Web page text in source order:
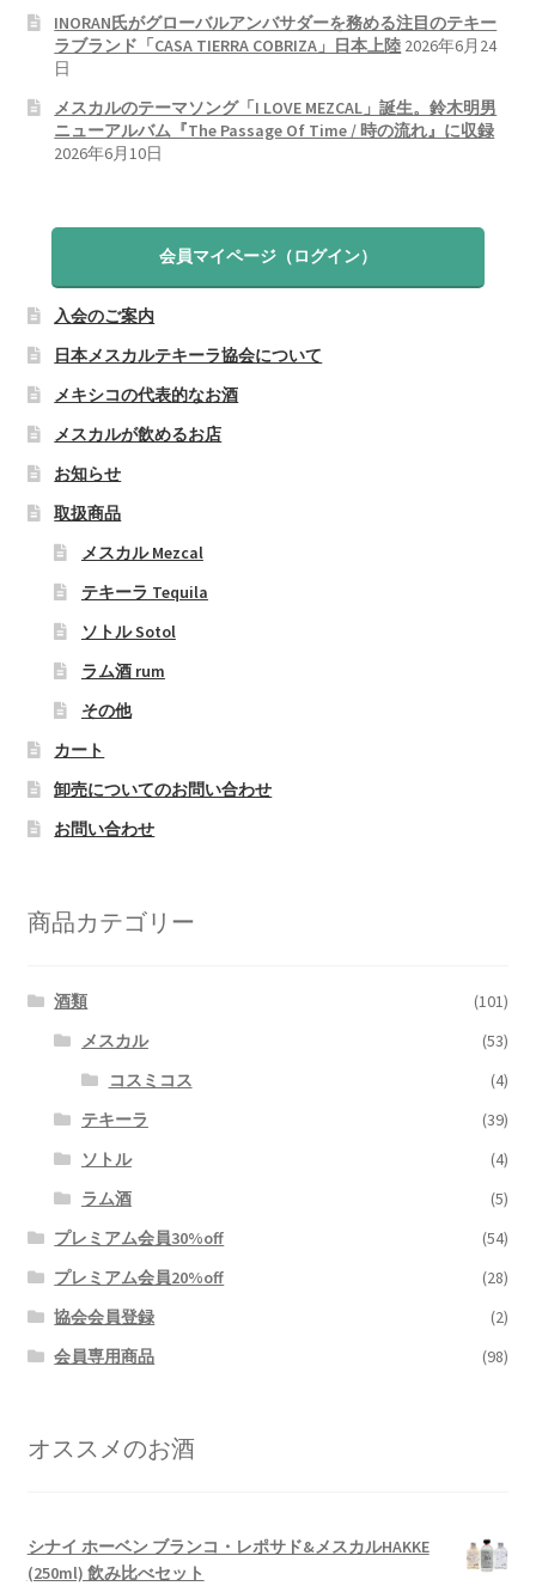
INORAN氏がグローバルアンバサダーを務める注目のテキー
ラブランド「CASA TIERRA COBRIZA」日本上陸 2026年6月24
日
メスカルのテーマソング「I LOVE MEZCAL」誕生。鈴木明男
ニューアルバム『The Passage Of Time / 時の流れ』に収録
2026年6月10日
会員マイページ（ログイン）
入会のご案内
日本メスカルテキーラ協会について
メキシコの代表的なお酒
メスカルが飲めるお店
お知らせ
取扱商品
メスカル Mezcal
テキーラ Tequila
ソトル Sotol
ラム酒 rum
その他
カート
卸売についてのお問い合わせ
お問い合わせ
商品カテゴリー
酒類
(101)
メスカル
(53)
コスミコス
(4)
テキーラ
(39)
ソトル
(4)
ラム酒
(5)
プレミアム会員30%off
(54)
プレミアム会員20%off
(28)
協会会員登録
(2)
会員専用商品
(98)
オススメのお酒
シナイ ホーベン ブランコ・レポサド&メスカルHAKKE
(250ml) 飲み比べセット